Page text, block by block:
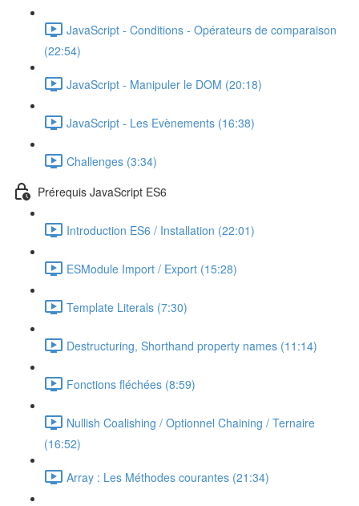
JavaScript - Conditions - Opérateurs de comparaison
(22:54)
JavaScript - Manipuler le DOM (20:18)
JavaScript - Les Evènements (16:38)
Challenges (3:34)
Prérequis JavaScript ES6
Introduction ES6 / Installation (22:01)
ESModule Import / Export (15:28)
Template Literals (7:30)
Destructuring, Shorthand property names (11:14)
Fonctions fléchées (8:59)
Nullish Coalishing / Optionnel Chaining / Ternaire
(16:52)
Array : Les Méthodes courantes (21:34)